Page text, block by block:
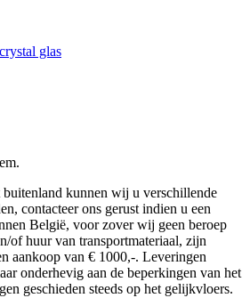
glas
kunnen wij u verschillende
contacteer ons gerust indien u een
België, voor zover wij geen beroep
of huur van transportmateriaal, zijn
aankoop van € 1000,-. Leveringen
onderhevig aan de beperkingen van het
geschieden steeds op het gelijkvloers.